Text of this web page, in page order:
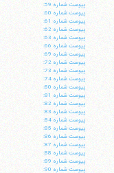
پيوست شماره 59:
پيوست شماره 60:
پيوست شماره 61:
پيوست شماره 62:
پيوست شماره 63:
پيوست شماره 66:
پيوست شماره 69:
پيوست شماره 72:
پيوست شماره 73:
پيوست شماره 74:
پيوست شماره 80:
پيوست شماره 81:
پيوست شماره 82:
پيوست شماره 83:
پيوست شماره 84:
پيوست شماره 85:
پيوست شماره 86:
پيوست شماره 87:
پيوست شماره 88:
پيوست شماره 89:
پيوست شماره 90: